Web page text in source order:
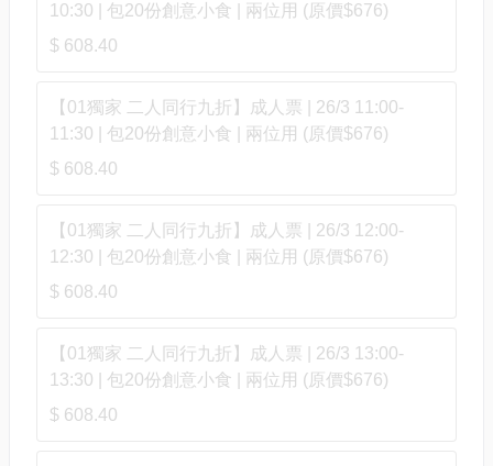
10:30 | 包20份創意小食 | 兩位用 (原價$676)
$ 608.40
【01獨家 二人同行九折】成人票 | 26/3 11:00-
11:30 | 包20份創意小食 | 兩位用 (原價$676)
$ 608.40
【01獨家 二人同行九折】成人票 | 26/3 12:00-
12:30 | 包20份創意小食 | 兩位用 (原價$676)
$ 608.40
【01獨家 二人同行九折】成人票 | 26/3 13:00-
13:30 | 包20份創意小食 | 兩位用 (原價$676)
$ 608.40